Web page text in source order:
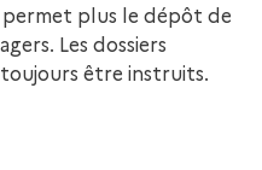
permet plus le dépôt de
Les dossiers
être instruits.